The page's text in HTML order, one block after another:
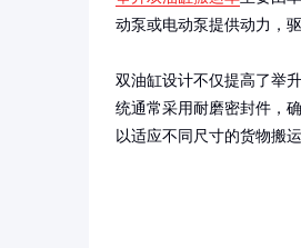
动泵或电动泵提供动力，
双油缸设计不仅提高了举
统通常采用耐磨密封件，
以适应不同尺寸的货物搬运